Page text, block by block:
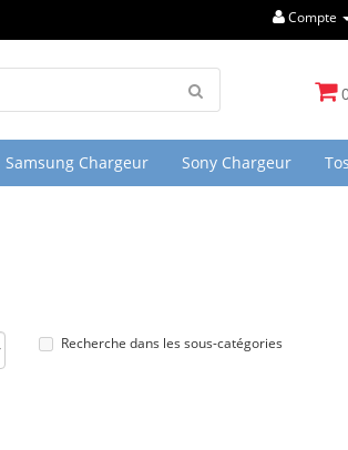
Compte
Samsung Chargeur Sony Chargeur
Recherche dans les sous-catégories